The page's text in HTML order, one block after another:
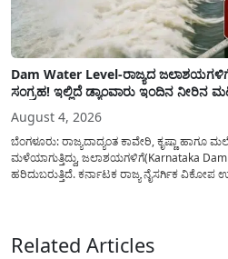
Dam Water Level-ರಾಜ್ಯದ
ಸಂಗ್ರಹ! ಇಲ್ಲಿದೆ ಡ್ಯಾಂವಾರು ಇಂದಿನ ನೀರಿನ
August 4, 2026
ಬೆಂಗಳೂರು: ರಾಜ್ಯದಾದ್ಯಂತ ಕಾವೇರಿ, ಕೃಷ್ಣಾ
ಮಳೆಯಾಗುತ್ತಿದ್ದು, ಜಲಾಶಯಗಳಿಗೆ(Karnataka
ಹರಿದುಬರುತ್ತಿದೆ. ಕರ್ನಾಟಕ ರಾಜ್ಯ ನೈಸರ್ಗಿಕ ವಿಕೋಪ
Related Articles